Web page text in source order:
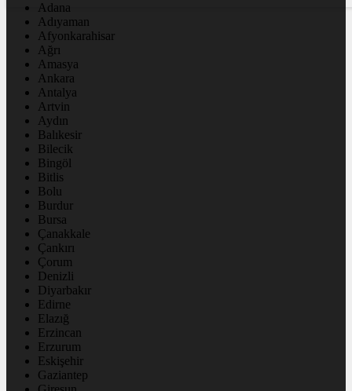
Adana
Adıyaman
Afyonkarahisar
Ağrı
Amasya
Ankara
Antalya
Artvin
Aydın
Balıkesir
Bilecik
Bingöl
Bitlis
Bolu
Burdur
Bursa
Çanakkale
Çankırı
Çorum
Denizli
Diyarbakır
Edirne
Elazığ
Erzincan
Erzurum
Eskişehir
Gaziantep